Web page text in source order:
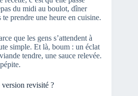
du midi au boulot, dîner
prendre une heure en cuisine.
que les gens s’attendent à
simple. Et là, boum : un éclat
tendre, une sauce relevée.
revisité ?